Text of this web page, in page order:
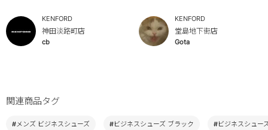
KENFORD
神田淡路町店
cb
KENFORD
堂島地下街店
Gota
関連商品タグ
#メンズ ビジネスシューズ #ビジネスシューズ ブラック #ビジネスシュー